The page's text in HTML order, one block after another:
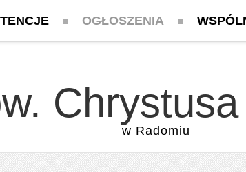
OGŁOSZENIA
w Radomiu